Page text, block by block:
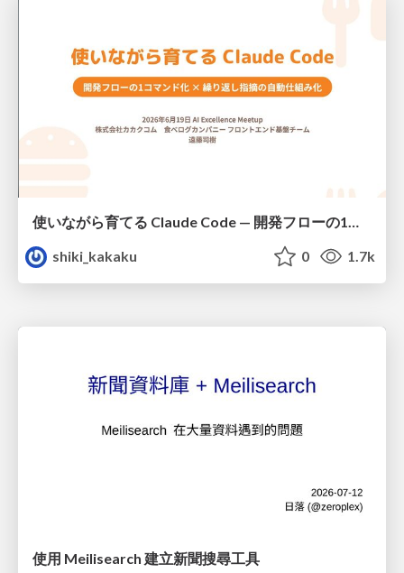
使いながら育てる Claude Code — 開発フローの1コマンド化 × 繰り返し指摘の自動仕組み化
shiki_kakaku
0 1.7k
使用 Meilisearch 建立新聞搜尋工具